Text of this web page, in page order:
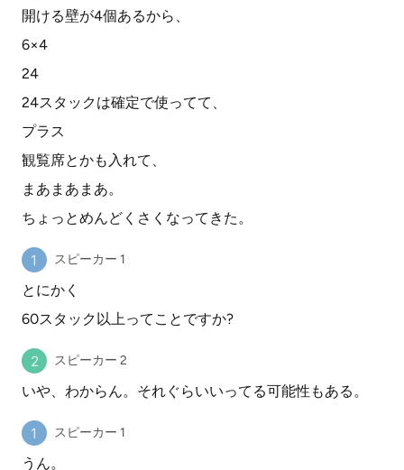
開ける壁が4個あるから、
6×4
24
24スタックは確定で使ってて、
プラス
観覧席とかも入れて、
まあまあまあ。
ちょっとめんどくさくなってきた。
スピーカー 1
とにかく
60スタック以上ってことですか?
スピーカー 2
いや、わからん。それぐらいいってる可能性もある。
スピーカー 1
うん。